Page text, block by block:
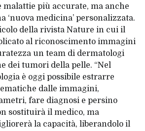
malattie più accurate, ma anche
‘nuova medicina’ personalizzata.
della rivista Nature in cui il
al riconoscimento immagini
un team di dermatologi
dei tumori della pelle. “Nel
è oggi possibile estrarre
dalle immagini,
fare diagnosi e persino
sostituirà il medico, ma
la capacità, liberandolo il